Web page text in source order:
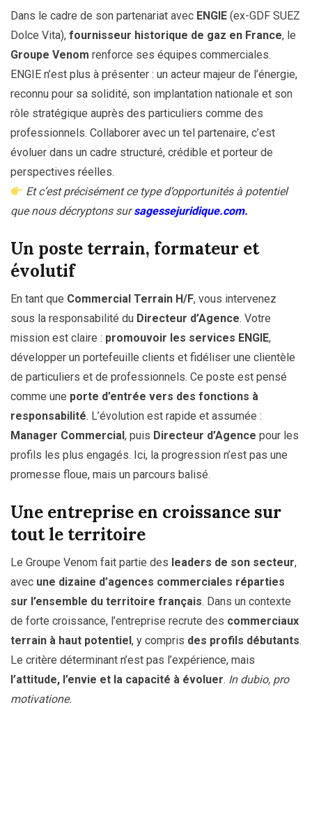
Dans le cadre de son partenariat avec ENGIE (ex-GDF SUEZ
Dolce Vita), fournisseur historique de gaz en France, le
Groupe Venom renforce ses équipes commerciales.
ENGIE n’est plus à présenter : un acteur majeur de l’énergie,
reconnu pour sa solidité, son implantation nationale et son
rôle stratégique auprès des particuliers comme des
professionnels. Collaborer avec un tel partenaire, c’est
évoluer dans un cadre structuré, crédible et porteur de
perspectives réelles.
Et c’est précisément ce type d’opportunités à potentiel
que nous décryptons sursagessejuridique.com.
Un poste terrain, formateur et
évolutif
En tant que Commercial Terrain H/F, vous intervenez
sous la responsabilité du Directeur d’Agence. Votre
mission est claire : promouvoir les services ENGIE,
développer un portefeuille clients et fidéliser une clientèle
de particuliers et de professionnels. Ce poste est pensé
comme une porte d’entrée vers des fonctions à
responsabilité. L’évolution est rapide et assumée :
Manager Commercial , puis Directeur d’Agence pour les
profils les plus engagés. Ici, la progression n’est pas une
promesse floue, mais un parcours balisé.
Une entreprise en croissance sur
tout le territoire
Le Groupe Venom fait partie des leaders de son secteur,
avec une dizaine d’agences commerciales réparties
sur l’ensemble du territoire français. Dans un contexte
de forte croissance, l’entreprise recrute des commerciaux
terrain à haut potentiel , y compris des profils débutants.
Le critère déterminant n’est pas l’expérience, mais
l’attitude, l’envie et la capacité à évoluer. In dubio, pro
motivatione.